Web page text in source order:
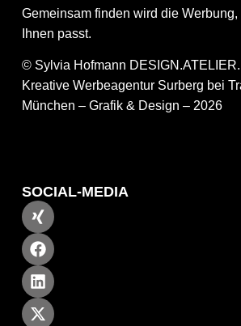
Gemeinsam finden wird die Werbung,
Ihnen passt.
© Sylvia Hofmann
Kreative Werbeagentur Surberg bei
München – Grafik & Design – 2026
SOCIAL-MEDIA